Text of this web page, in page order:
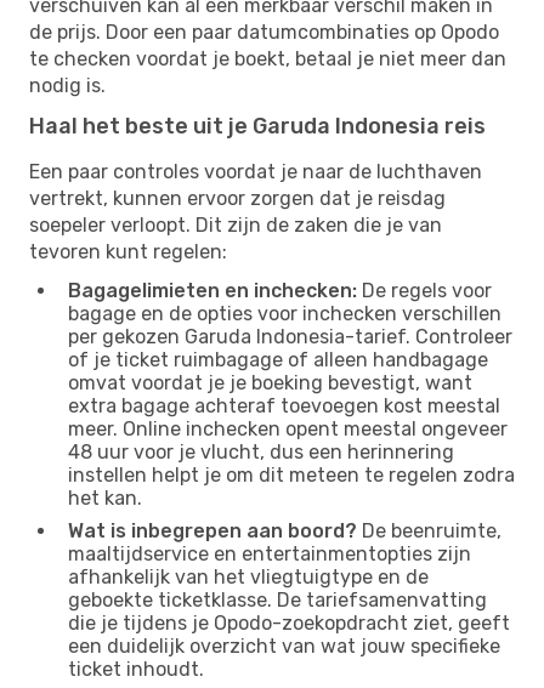
verschuiven kan al een merkbaar verschil maken in
de prijs. Door een paar datumcombinaties op Opodo
te checken voordat je boekt, betaal je niet meer dan
nodig is.
Haal het beste uit je Garuda Indonesia reis
Een paar controles voordat je naar de luchthaven
vertrekt, kunnen ervoor zorgen dat je reisdag
soepeler verloopt. Dit zijn de zaken die je van
tevoren kunt regelen:
Bagagelimieten en inchecken: De regels voor
bagage en de opties voor inchecken verschillen
per gekozen Garuda Indonesia-tarief. Controleer
of je ticket ruimbagage of alleen handbagage
omvat voordat je je boeking bevestigt, want
extra bagage achteraf toevoegen kost meestal
meer. Online inchecken opent meestal ongeveer
48 uur voor je vlucht, dus een herinnering
instellen helpt je om dit meteen te regelen zodra
het kan.
Wat is inbegrepen aan boord? De beenruimte,
maaltijdservice en entertainmentopties zijn
afhankelijk van het vliegtuigtype en de
geboekte ticketklasse. De tariefsamenvatting
die je tijdens je Opodo-zoekopdracht ziet, geeft
een duidelijk overzicht van wat jouw specifieke
ticket inhoudt.